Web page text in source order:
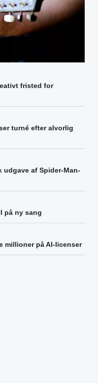
fristed for
turné efter alvorlig
udgave af Spider-Man-
på ny sang
millioner på AI-licenser